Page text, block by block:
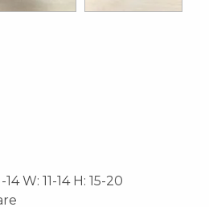
14 W: 11-14 H: 15-20